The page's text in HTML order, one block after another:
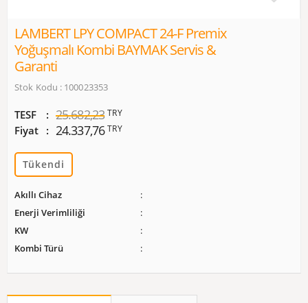
LAMBERT LPY COMPACT 24-F Premix
Yoğuşmalı Kombi BAYMAK Servis &
Garanti
Stok Kodu : 100023353
TESF 25.682,23 TRY
Fiyat 24.337,76 TRY
Tükendi
Akıllı Cihaz
Enerji Verimliliği
KW
Kombi Türü